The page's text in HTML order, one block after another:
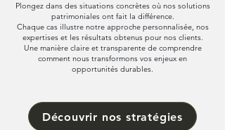
Plongez dans des situations concrètes où nos solutions
patrimoniales ont fait la différence.
Chaque cas illustre notre approche personnalisée, nos
expertises et les résultats obtenus pour nos clients.
Une manière claire et transparente de comprendre
comment nous transformons vos enjeux en
opportunités durables.
Découvrir nos stratégies